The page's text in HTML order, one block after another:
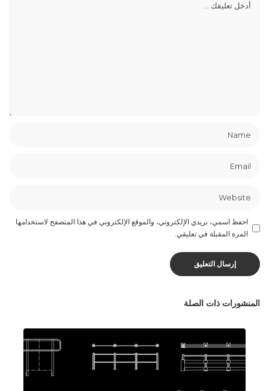
احفظ اسمي، بريدي الإلكتروني، والموقع الإلكتروني في هذا المتصفح لاستخدامها
المرة المقبلة في تعليقي.
المنشورات ذات الصلة